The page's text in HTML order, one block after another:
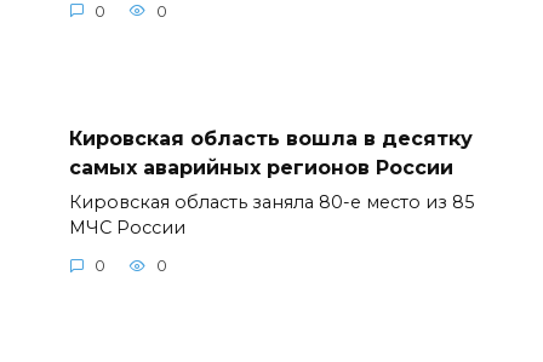
0 0
Кировская область вошла в десятку
самых аварийных регионов России
Кировская область заняла 80-е место из 85
МЧС России
0 0